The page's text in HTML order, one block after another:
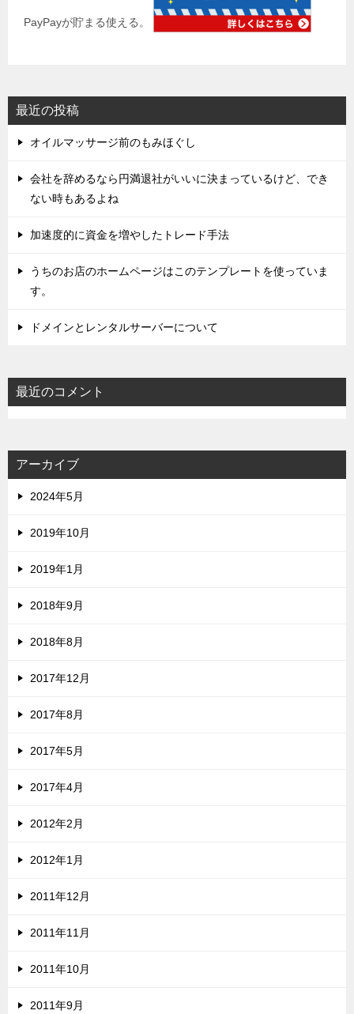
PayPayが貯まる使える。
最近の投稿
オイルマッサージ前のもみほぐし
会社を辞めるなら円満退社がいいに決まっているけど、でき
ない時もあるよね
加速度的に資金を増やしたトレード手法
うちのお店のホームページはこのテンプレートを使っていま
す。
ドメインとレンタルサーバーについて
最近のコメント
アーカイブ
2024年5月
2019年10月
2019年1月
2018年9月
2018年8月
2017年12月
2017年8月
2017年5月
2017年4月
2012年2月
2012年1月
2011年12月
2011年11月
2011年10月
2011年9月